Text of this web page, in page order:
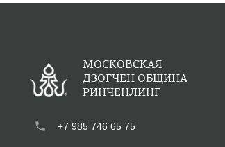
МОСКОВСКАЯ
ДЗОГЧЕН ОБЩИНА
РИНЧЕНЛИНГ
phone +7 985 746 65 75